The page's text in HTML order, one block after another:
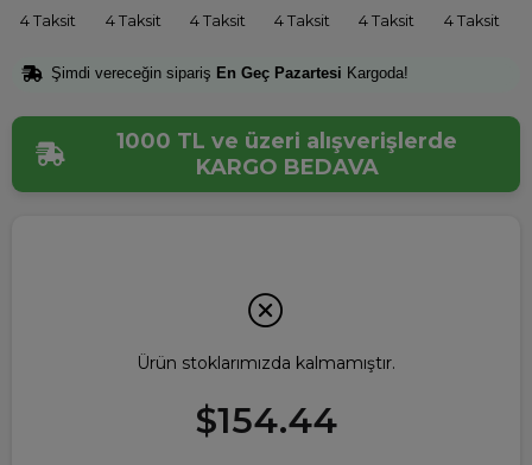
4 Taksit 4 Taksit 4 Taksit 4 Taksit 4 Taksit 4 Taksit
Şimdi vereceğin sipariş En Geç Pazartesi Kargoda!
1000 TL ve üzeri alışverişlerde
KARGO BEDAVA
Ürün stoklarımızda kalmamıştır.
$154.44